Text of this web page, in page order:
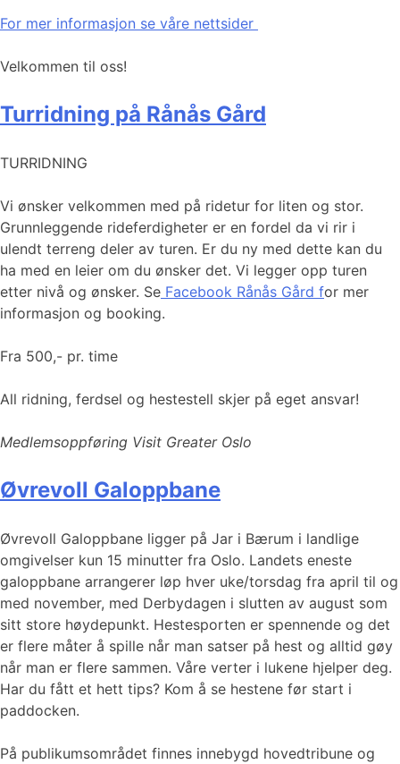
For mer informasjon se våre nettsider
Velkommen til oss!
Turridning på Rånås Gård
TURRIDNING
Vi ønsker velkommen med på ridetur for liten og stor.
Grunnleggende rideferdigheter er en fordel da vi rir i
ulendt terreng deler av turen. Er du ny med dette kan du
ha med en leier om du ønsker det. Vi legger opp turen
etter nivå og ønsker. Se Facebook Rånås Gård for mer
informasjon og booking.
Fra 500,- pr. time
All ridning, ferdsel og hestestell skjer på eget ansvar!
Medlemsoppføring Visit Greater Oslo
Øvrevoll Galoppbane
Øvrevoll Galoppbane ligger på Jar i Bærum i landlige
omgivelser kun 15 minutter fra Oslo. Landets eneste
galoppbane arrangerer løp hver uke/torsdag fra april til og
med november, med Derbydagen i slutten av august som
sitt store høydepunkt. Hestesporten er spennende og det
er flere måter å spille når man satser på hest og alltid gøy
når man er flere sammen. Våre verter i lukene hjelper deg.
Har du fått et hett tips? Kom å se hestene før start i
paddocken.
På publikumsområdet finnes innebygd hovedtribune og